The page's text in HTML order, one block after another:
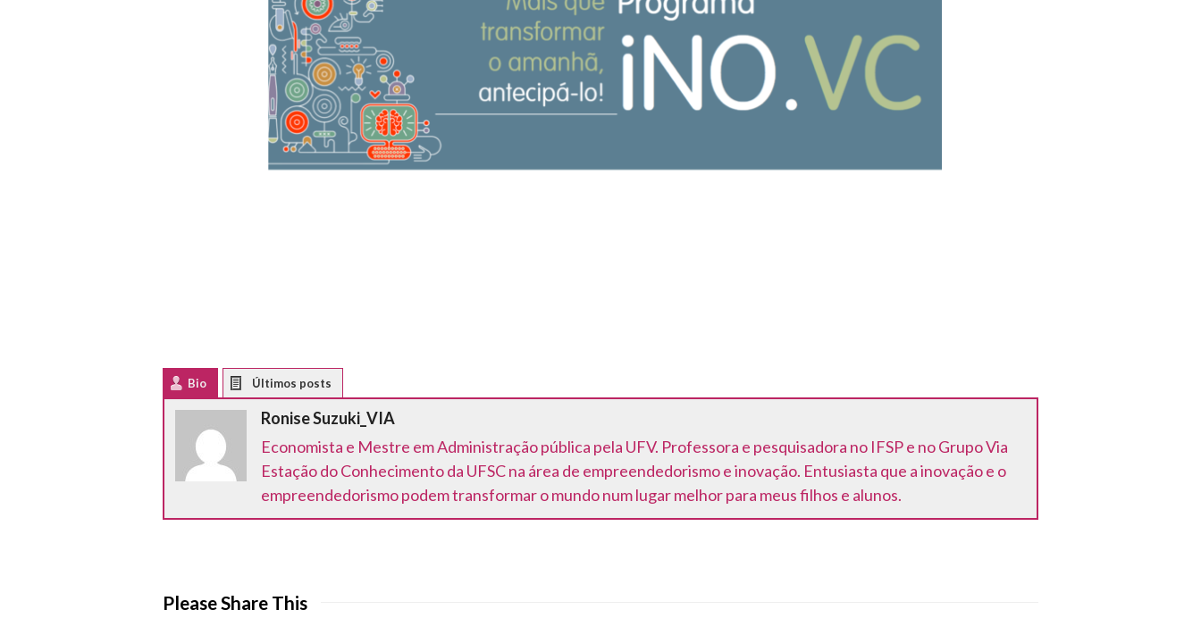
Bio
Ronise Suzuki_VIA
Economista e Mestre em Administração pública pela UFV. Professora e pesquisadora no IFSP e no Grupo Via
Estação do Conhecimento da UFSC na área de empreendedorismo e inovação. Entusiasta que a inovação e o
empreendedorismo podem transformar o mundo num lugar melhor para meus filhos e alunos.
Please Share This